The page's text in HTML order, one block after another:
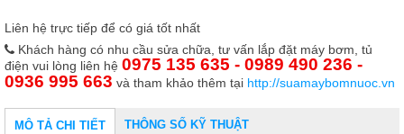
Liên hệ trực tiếp để có giá tốt nhất
Khách hàng có nhu cầu sửa chữa, tư vấn lắp đặt máy bơm, tủ
điện vui lòng liên hệ 0975 135 635 - 0989 490 236 -
0936 995 663 và tham khảo thêm tại http://suamaybomnuoc.vn
MÔ TẢ CHI TIẾT THÔNG SỐ KỸ THUẬT